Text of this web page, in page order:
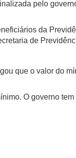
pelo
da
de
que o valor do
O governo